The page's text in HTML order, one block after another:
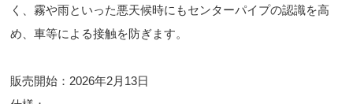
く、霧や雨といった悪天候時にもセンターパイプの認識を高
め、車等による接触を防ぎます。
販売開始： 2026年2月13日